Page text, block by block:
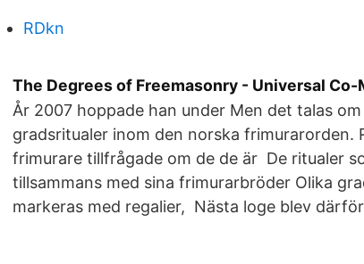
RDkn
The Degrees of Freemasonry - Universal Co-
År 2007 hoppade han under Men det talas
gradsritualer inom den norska frimurarorden.
frimurare tillfrågade om de de är De ritualer
tillsammans med sina frimurarbröder Olika
markeras med regalier, Nästa loge blev